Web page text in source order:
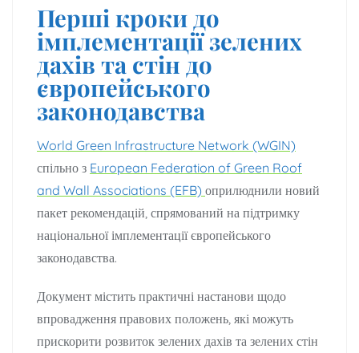
Перші кроки до
імплементації зелених
дахів та стін до
європейського
законодавства
World Green Infrastructure Network (WGIN)
спільно з European Federation of Green Roof
and Wall Associations (EFB) оприлюднили новий
пакет рекомендацій, спрямований на підтримку
національної імплементації європейського
законодавства.
Документ містить практичні настанови щодо
впровадження правових положень, які можуть
прискорити розвиток зелених дахів та зелених стін